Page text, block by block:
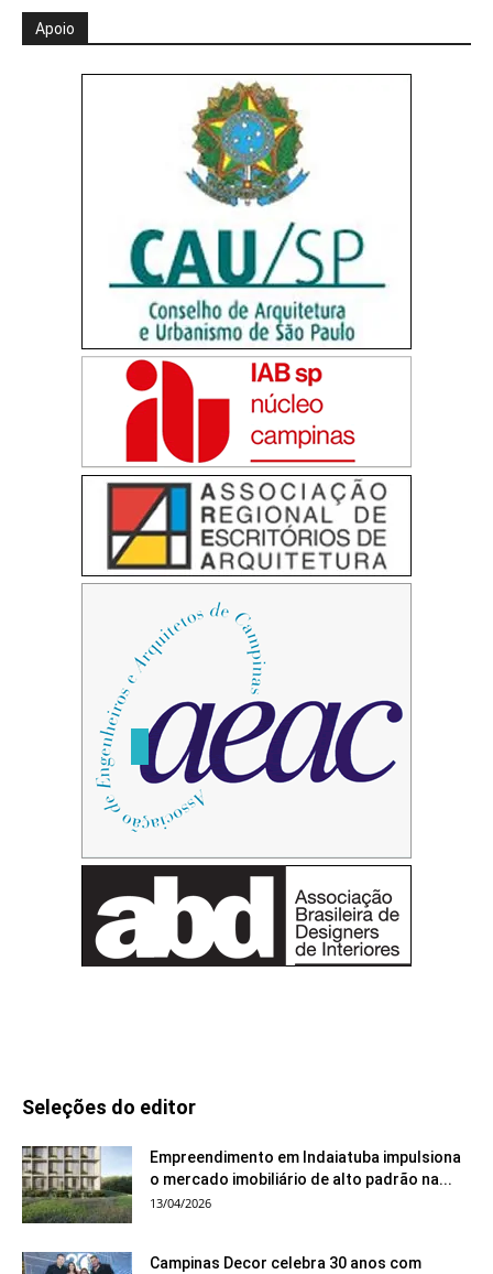
Apoio
Seleções do editor
Empreendimento em Indaiatuba impulsiona
o mercado imobiliário de alto padrão na...
13/04/2026
Campinas Decor celebra 30 anos com